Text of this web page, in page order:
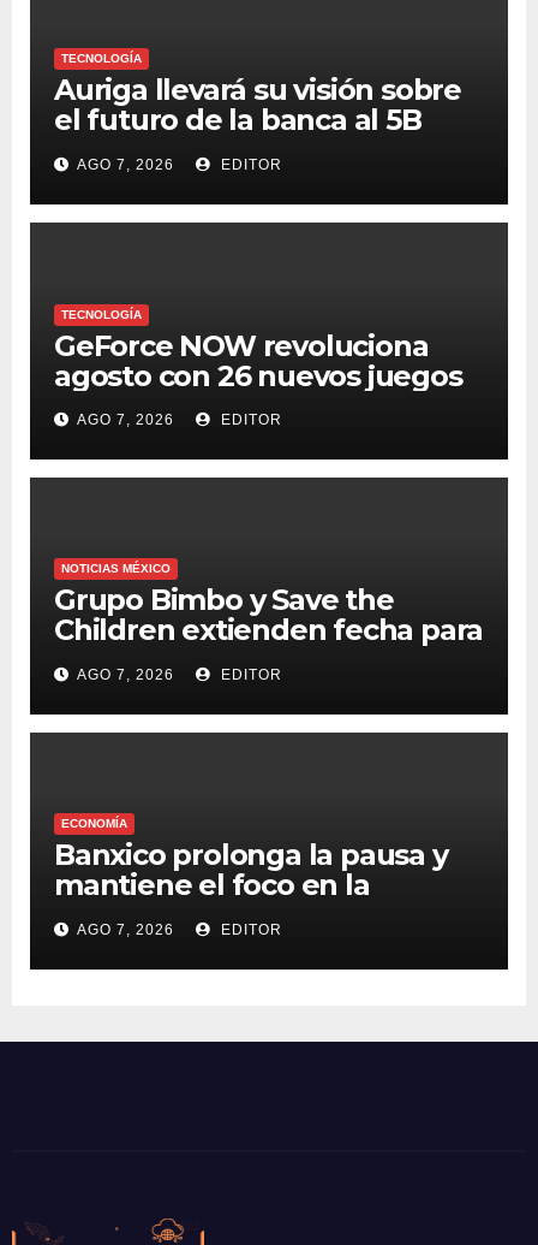
TECNOLOGÍA
Auriga llevará su visión sobre
el futuro de la banca al 5B
Digital Summit 2026
AGO 7, 2026 EDITOR
TECNOLOGÍA
GeForce NOW revoluciona
agosto con 26 nuevos juegos
AGO 7, 2026 EDITOR
NOTICIAS MÉXICO
Grupo Bimbo y Save the
Children extienden fecha para
apoyar a damnificados de
Venezuela
AGO 7, 2026 EDITOR
ECONOMÍA
Banxico prolonga la pausa y
mantiene el foco en la
inflación
AGO 7, 2026 EDITOR